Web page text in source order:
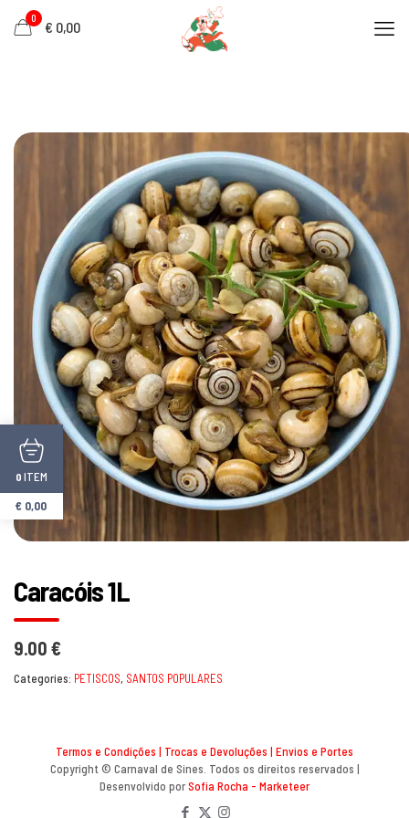
0
€ 0,00
Caracóis 1L
9.00 €
Categories: PETISCOS, SANTOS POPULARES
Termos e Condições | Trocas e Devoluções | Envios e Portes
Copyright © Carnaval de Sines. Todos os direitos reservados |
Desenvolvido porSofia Rocha - Marketeer
0 ITEM
€ 0,00